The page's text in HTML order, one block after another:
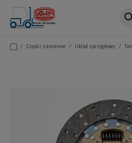
/ Części zamienne / Układ sprzęgłowy /